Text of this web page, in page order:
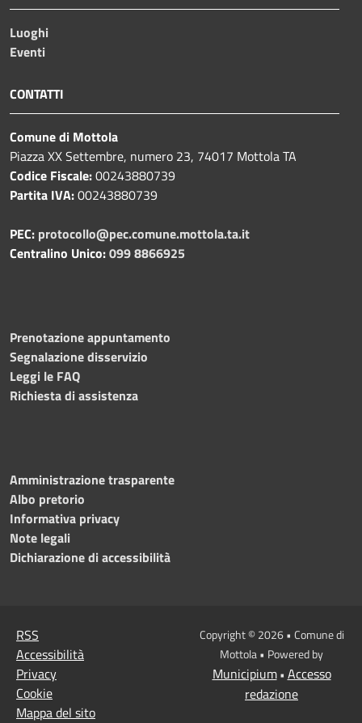
Luoghi
Eventi
CONTATTI
Comune di Mottola
Piazza XX Settembre, numero 23, 74017 Mottola TA
Codice Fiscale:00243880739
Partita IVA:00243880739
PEC: protocollo@pec.comune.mottola.ta.it
Centralino Unico:099 8866925
Prenotazione appuntamento
Segnalazione disservizio
Leggi le FAQ
Richiesta di assistenza
Amministrazione trasparente
Albo pretorio
Informativa privacy
Note legali
Dichiarazione di accessibilità
RSS
Accessibilità
Privacy
Cookie
Mappa del sito
Copyright © 2026 • Comune di
Mottola • Powered by
Municipium• Accesso
redazione